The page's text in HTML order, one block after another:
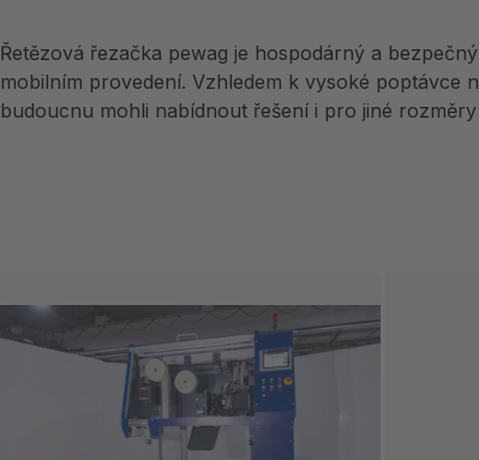
Řetězová řezačka pewag je hospodárný a
mobilním provedení. Vzhledem k vysoké poptávce
budoucnu mohli nabídnout řešení i pro jiné